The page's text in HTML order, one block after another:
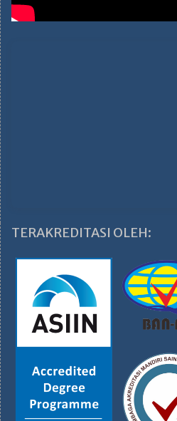
TERAKREDITASI OLEH: